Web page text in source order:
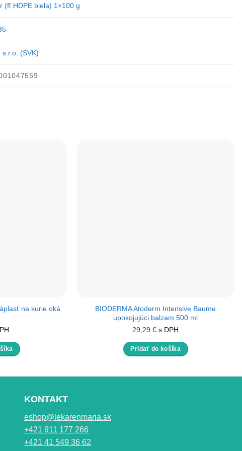
(fľ.HDPE biela) 1×100 g
s.r.o. (SVK)
na kurie oká
BIODERMA Atoderm Intensive Baume
upokojujúci balzam 500 ml
29,29€ s DPH
Pridať do košíka
KONTAKT
eshop@lekarenmaria.sk
+421 911 177 266
+421 41 549 36 62